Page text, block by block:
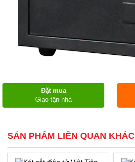
Đặt mua
Giao tận nhà
SẢN PHẨM LIÊN QUAN KHÁC